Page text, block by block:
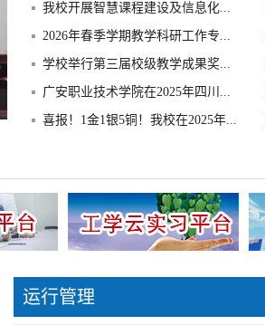
我校开展智慧课程建设及信息化...
2026年春季学期教学科研工作专...
学校举行第三届校级教学成果奖...
广安职业技术学院在2025年四川...
喜报！1金1银5铜！我校在2025年...
运行管理